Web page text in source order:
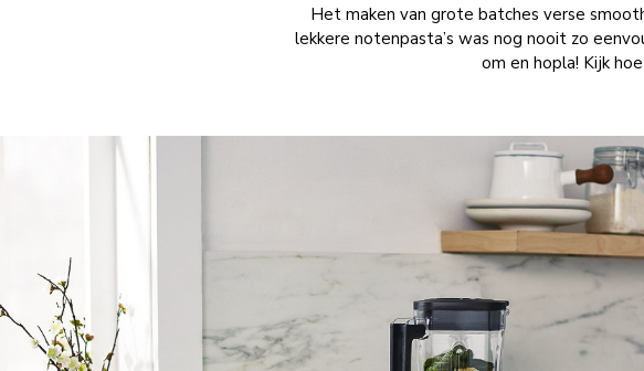
Het maken van grote batches verse
lekkere notenpasta’s was nog nooit zo
om en hopla! Kijk